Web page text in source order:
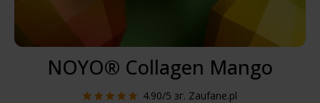
NOYO® Collagen Mango
4.90/5 зг. Zaufane.pl